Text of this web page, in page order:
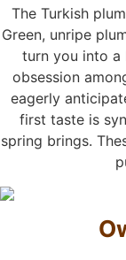
The Turkish
Green, unripe
turn you into a
obsession
eagerly
first taste is
spring brings.